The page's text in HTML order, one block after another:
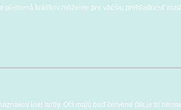
plemená králikov môžeme pre väčšiu prehľadnosť
inej farby. Oči majú buď červené (ak je to